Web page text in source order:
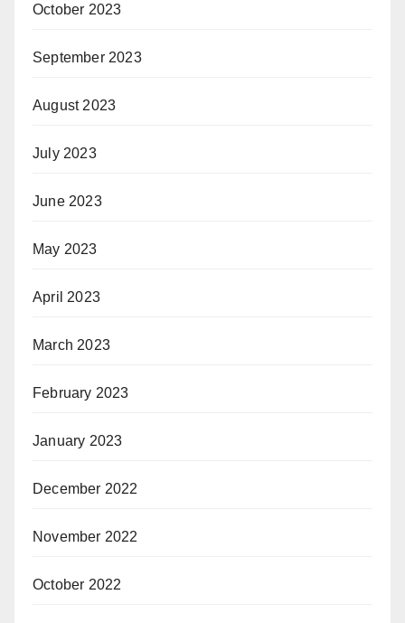
October 2023
September 2023
August 2023
July 2023
June 2023
May 2023
April 2023
March 2023
February 2023
January 2023
December 2022
November 2022
October 2022